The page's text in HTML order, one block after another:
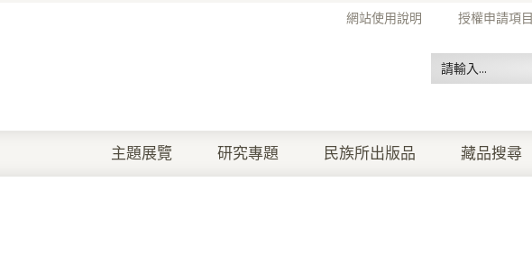
網站使用說明 授權申請項目
主題展覽 研究專題 民族所出版品 藏品搜尋